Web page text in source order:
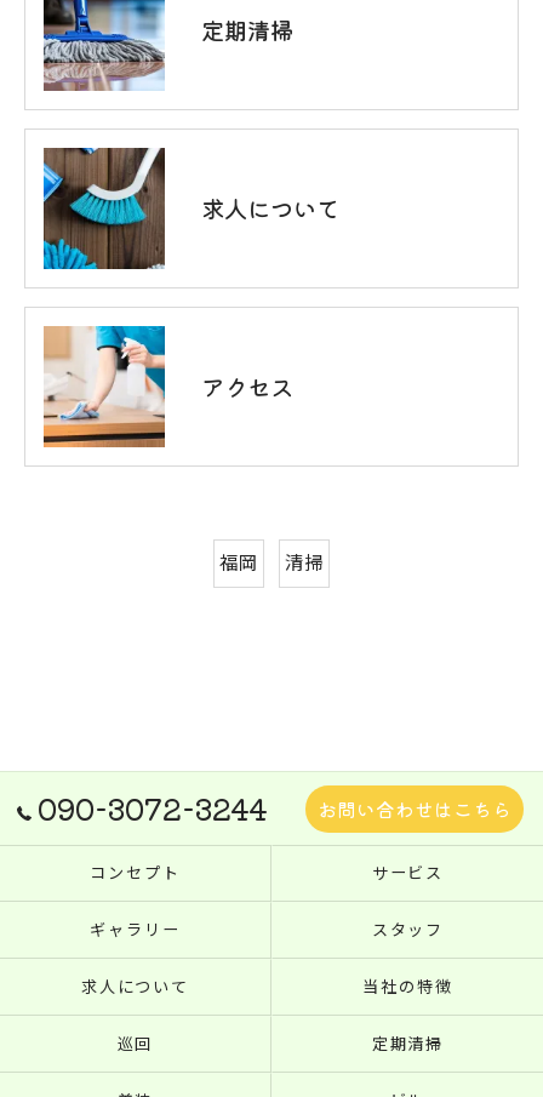
定期清掃
求人について
アクセス
福岡 清掃
090-3072-3244 お問い合わせはこちら
コンセプト サービス
ギャラリー スタッフ
求人について 当社の特徴
巡回 定期清掃